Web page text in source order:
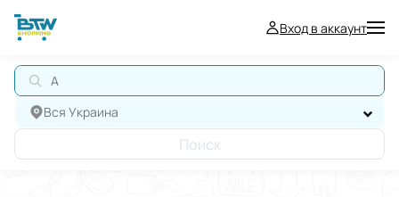
Вход в аккаунт
АВ
Вся Украина
Поиск